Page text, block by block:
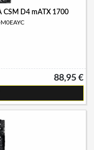
CSM D4 mATX 1700
88,95 €